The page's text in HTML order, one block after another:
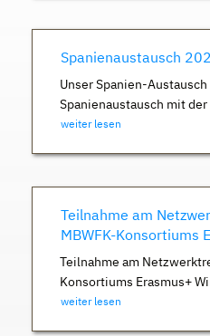
Spanienaustausch
Unser Spanien-
Spanienaustausch mit
weiter lesen
Teilnahme am
MBWFK-Konsortiums
Teilnahme am
Konsortiums Erasmus+
weiter lesen